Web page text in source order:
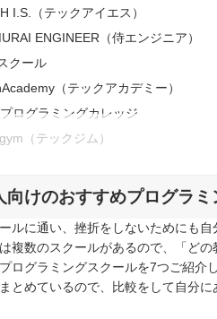
I.S.（テックアイエス）
ENGINEER（侍エンジニア）
クール
（テックアカデミー）
ログラミングカレッジ
（テックジム）
グスクールを検討するときの5つの
ために確保できる予算や時間を明確に
オンラインのどちらが自分にあって
ウンセリングで気になる点を質問す
向けのおすすめプログラ
ルに通い、挫折をしないためにも
複数のスクールがあるので、「ど
ログラミングスクールを7つご紹介
とめているので、比較をして自分に